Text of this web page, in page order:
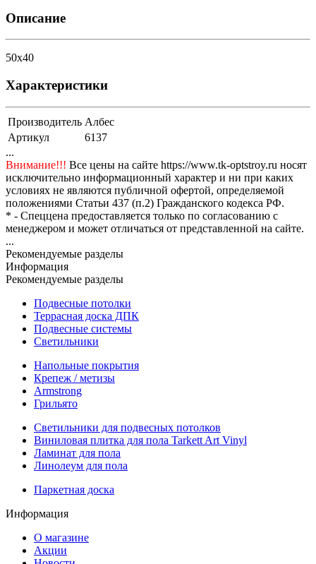
Описание
50х40
Характеристики
Производитель Албес
Артикул
6137
...
Внимание!!! Все цены на сайте https://www.tk-optstroy.ru носят
исключительно информационный характер и ни при каких
условиях не являются публичной офертой, определяемой
положениями Статьи 437 (п.2) Гражданского кодекса РФ.
* - Спеццена предоставляется только по согласованию с
менеджером и может отличаться от представленной на сайте.
...
Рекомендуемые разделы
Информация
Рекомендуемые разделы
Подвесные потолки
Террасная доска ДПК
Подвесные системы
Светильники
Напольные покрытия
Крепеж / метизы
Armstrong
Грильято
Светильники для подвесных потолков
Виниловая плитка для пола Tarkett Art Vinyl
Ламинат для пола
Линолеум для пола
Паркетная доска
Информация
О магазине
Акции